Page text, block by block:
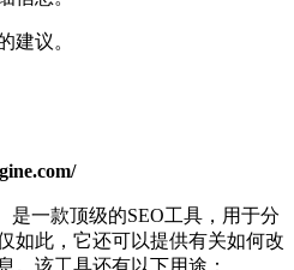
建议。
是一款顶级的SEO工具，用于分
如此，它还可以提供有关如何改
。该工具还有以下用途：